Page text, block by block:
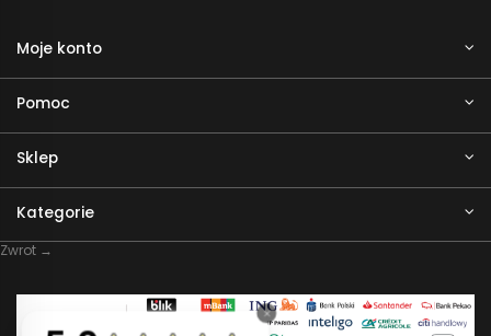
Moje konto
Pomoc
Sklep
Kategorie
Zwrot →